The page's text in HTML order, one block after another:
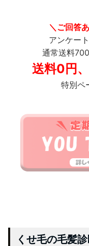
＼ご回答
アンケー
通常送料
送料0円
特別ペ
くせ毛の毛髪